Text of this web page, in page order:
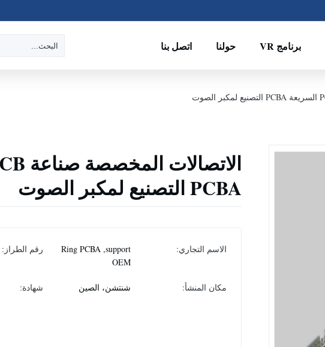
برنامج VR حولنا اتصل بنا
PCBA التصنيع لمكبر الصوت
الاسم التجاري:
Ring PCBA ,support
OEM
رقم الطراز:
مكان المنشأ: شنتشن، الصين شهادة: